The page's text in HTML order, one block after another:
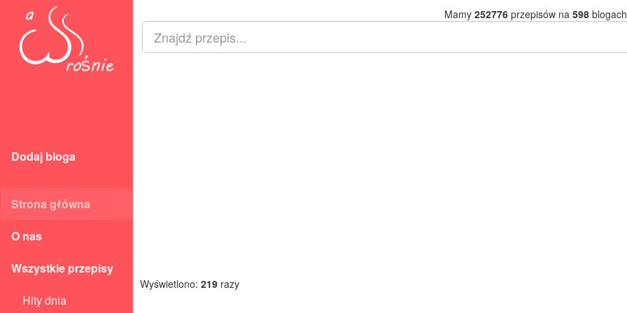
Dodaj bloga
Strona główna
O nas
Wszystkie przepisy
Hity dnia
Mamy 252776przepisów na 598
Wyświetlono: 219 razy